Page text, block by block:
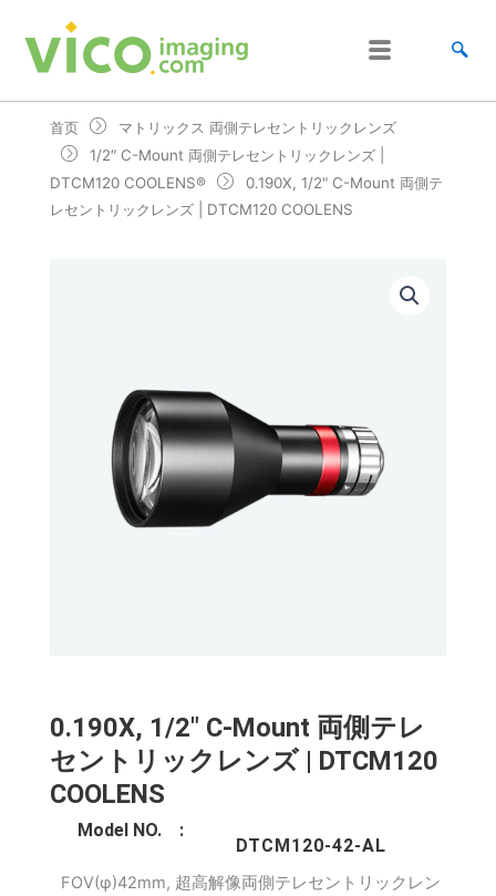
首页
マトリックス 両側テレセントリックレンズ
1/2″ C-Mount 両側テレセントリックレンズ |
DTCM120 COOLENS®
0.190X, 1/2" C-Mount 両側テ
レセントリックレンズ | DTCM120 COOLENS
0.190X, 1/2" C-Mount 両側テレ
セントリックレンズ | DTCM120
COOLENS
Model NO. :
DTCM120-42-AL
FOV(φ)42mm, 超高解像両側テレセントリックレン